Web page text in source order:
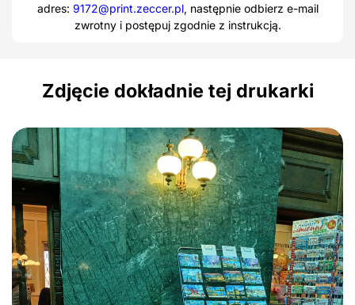
adres: 9172@print.zeccer.pl, następnie odbierz e-mail
zwrotny i postępuj zgodnie z instrukcją.
Zdjęcie dokładnie tej drukarki